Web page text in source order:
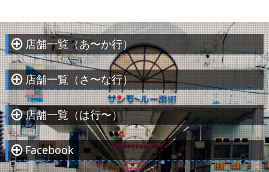
À 店舗一覧（あ〜か行）
À 店舗一覧（さ〜な行）
À 店舗一覧（は行〜）
À Facebook